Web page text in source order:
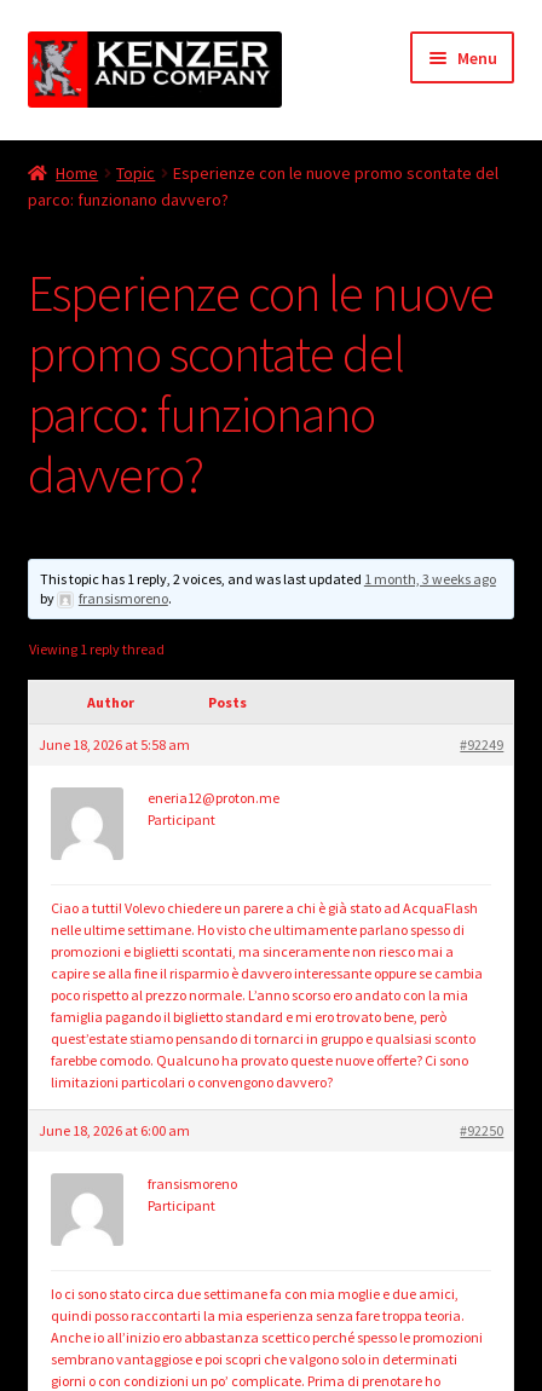
Skip
to
navigation
Skip
to
content
Menu
Home
child
KODT Magazine
child
Cries from the Attic
menu
Login/Create Account
Home Topic
Esperienze con le nuove promo scontate del
parco: funzionano davvero?
Esperienze con le nuove
promo scontate del
parco: funzionano
davvero?
This topic has 1 reply, 2 voices, and was last updated 1 month, 3 weeks ago
by
fransismoreno.
Viewing 1 reply thread
Author Posts
June 18, 2026 at 5:58 am #92249
eneria12@proton.me
Participant
Ciao a tutti! Volevo chiedere un parere a chi è già stato ad AcquaFlash
nelle ultime settimane. Ho visto che ultimamente parlano spesso di
promozioni e biglietti scontati, ma sinceramente non riesco mai a
capire se alla fine il risparmio è davvero interessante oppure se cambia
poco rispetto al prezzo normale. L’anno scorso ero andato con la mia
famiglia pagando il biglietto standard e mi ero trovato bene, però
quest’estate stiamo pensando di tornarci in gruppo e qualsiasi sconto
farebbe comodo. Qualcuno ha provato queste nuove offerte? Ci sono
limitazioni particolari o convengono davvero?
June 18, 2026 at 6:00 am #92250
fransismoreno
Participant
Io ci sono stato circa due settimane fa con mia moglie e due amici,
quindi posso raccontarti la mia esperienza senza fare troppa teoria.
Anche io all’inizio ero abbastanza scettico perché spesso le promozioni
sembrano vantaggiose e poi scopri che valgono solo in determinati
giorni o con condizioni un po’ complicate. Prima di prenotare ho